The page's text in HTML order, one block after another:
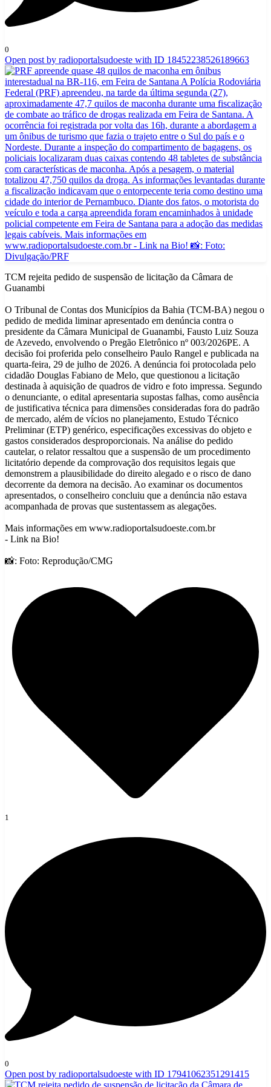
0
Open post by radioportalsudoeste with ID 18452238526189663
TCM rejeita pedido de suspensão de licitação da Câmara de
Guanambi
O Tribunal de Contas dos Municípios da Bahia (TCM-BA) negou o
pedido de medida liminar apresentado em denúncia contra o
presidente da Câmara Municipal de Guanambi, Fausto Luiz Souza
de Azevedo, envolvendo o Pregão Eletrônico nº 003/2026PE. A
decisão foi proferida pelo conselheiro Paulo Rangel e publicada na
quarta-feira, 29 de julho de 2026. A denúncia foi protocolada pelo
cidadão Douglas Fabiano de Melo, que questionou a licitação
destinada à aquisição de quadros de vidro e foto impressa. Segundo
o denunciante, o edital apresentaria supostas falhas, como ausência
de justificativa técnica para dimensões consideradas fora do padrão
de mercado, além de vícios no planejamento, Estudo Técnico
Preliminar (ETP) genérico, especificações excessivas do objeto e
gastos considerados desproporcionais. Na análise do pedido
cautelar, o relator ressaltou que a suspensão de um procedimento
licitatório depende da comprovação dos requisitos legais que
demonstrem a plausibilidade do direito alegado e o risco de dano
decorrente da demora na decisão. Ao examinar os documentos
apresentados, o conselheiro concluiu que a denúncia não estava
acompanhada de provas que sustentassem as alegações.
Mais informações em www.radioportalsudoeste.com.br
- Link na Bio!
📸: Foto: Reprodução/CMG
1
0
Open post by radioportalsudoeste with ID 17941062351291415